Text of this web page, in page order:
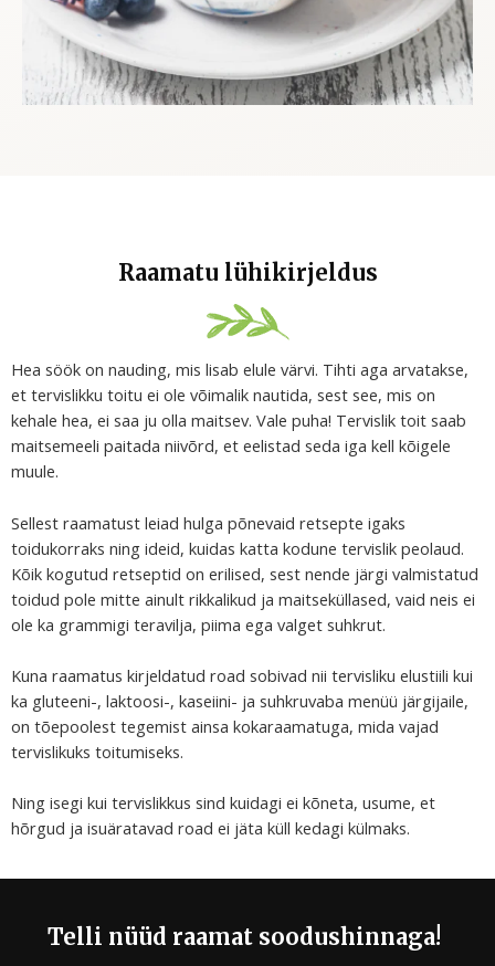
Raamatu lühikirjeldus
Hea söök on nauding, mis lisab elule värvi. Tihti aga arvatakse,
et tervislikku toitu ei ole võimalik nautida, sest see, mis on
kehale hea, ei saa ju olla maitsev. Vale puha! Tervislik toit saab
maitsemeeli paitada niivõrd, et eelistad seda iga kell kõigele
muule.
Sellest raamatust leiad hulga põnevaid retsepte igaks
toidukorraks ning ideid, kuidas katta kodune tervislik peolaud.
Kõik kogutud retseptid on erilised, sest nende järgi valmistatud
toidud pole mitte ainult rikkalikud ja maitseküllased, vaid neis ei
ole ka grammigi teravilja, piima ega valget suhkrut.
Kuna raamatus kirjeldatud road sobivad nii tervisliku elustiili kui
ka gluteeni-, laktoosi-, kaseiini- ja suhkruvaba menüü järgijaile,
on tõepoolest tegemist ainsa kokaraamatuga, mida vajad
tervislikuks toitumiseks.
Ning isegi kui tervislikkus sind kuidagi ei kõneta, usume, et
hõrgud ja isuäratavad road ei jäta küll kedagi külmaks.
Telli nüüd raamat soodushinnaga!